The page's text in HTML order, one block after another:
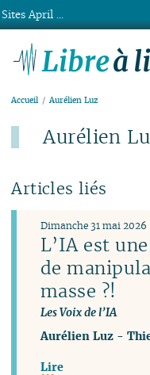
Accueil Aurélien Luz
Aurélien
Articles liés
L’IA est
de
masse ?!
Les Voix de l’IA
Dimanche 31 mai 2026
Aurélien Luz -
Lire
Sites April ...